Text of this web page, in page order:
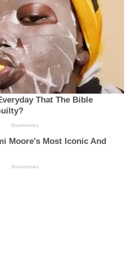
That The Bible
Brainberries
Moore's Most Iconic And
Brainberries